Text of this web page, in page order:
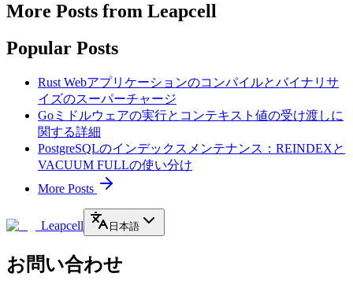
More Posts from Leapcell
Popular Posts
Rust Webアプリケーションのコンパイルとバイナリサ
イズのスーパーチャージ
Goミドルウェアの実行とコンテキスト値の受け渡しに
関する詳細
PostgreSQLのインデックスメンテナンス：REINDEXと
VACUUM FULLの使い分け
More Posts
Leapcell 日本語
お問い合わせ